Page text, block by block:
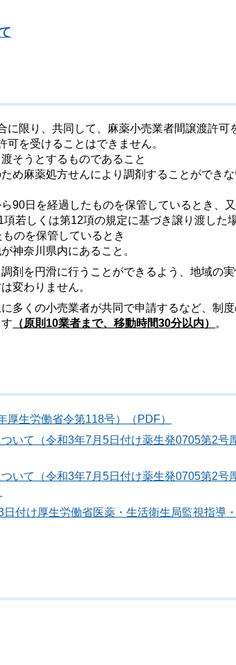
に限り、共同して、麻薬小売業者間譲渡許可
を受けることはできません。
そうとするものであること
め麻薬処方せんにより調剤することができ
90日を経過したものを保管しているとき、
若しくは第12項の規定に基づき譲り渡した
のを保管しているとき
神奈川県内にあること。
剤を円滑に行うことができるよう、地域の
変わりません。
多くの小売業者が共同で申請するなど、制
（原則10業者まで、移動時間30分以内） 。
生労働省令第118号）（PDF）
いて（令和3年7月5日付け薬生発0705第2号
いて（令和3年7月5日付け薬生発0705第2号
付け厚生労働省医薬・生活衛生局監視指導